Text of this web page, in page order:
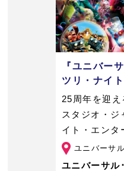
『ユニバー
ツリ・ナイ
ウアップ～』
25周年を迎え
スタジオ・ジ
イト・エンタ
新。大人も子
ら“お祭り騒
ユニバーサ
ユニバーサル